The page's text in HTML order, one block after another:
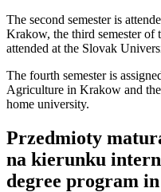
The second semester is
Krakow, the third semester of
attended at the Slovak
The fourth semester is
Agriculture in Krakow and
home university.
Przedmioty
na kierunku
degree program in